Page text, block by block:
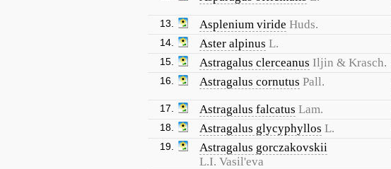
13.
Asplenium viride Huds.
14.
Aster alpinus L.
15.
Astragalus clerceanus Iljin & Krasch.
16.
Astragalus cornutus Pall.
17.
Astragalus falcatus Lam.
18.
Astragalus glycyphyllos L.
19.
Astragalus gorczakovskii
L.I. Vasil'eva